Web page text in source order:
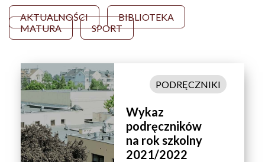
AKTUALNOŚCI
BIBLIOTEKA
MATURA
SPORT
PODRĘCZNIKI
Wykaz
podręczników
na rok szkolny
2021/2022